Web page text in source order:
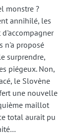
monstre ?
annihilé, les
n'a proposé
surprendre,
piégeux. Non,
le Slovène
une nouvelle
maillot
total aurait pu